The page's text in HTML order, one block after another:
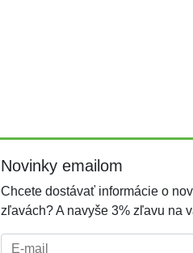
Novinky emailom
Chcete dostávať informácie o
zľavách? A navyše 3% zľavu na
E-mail: